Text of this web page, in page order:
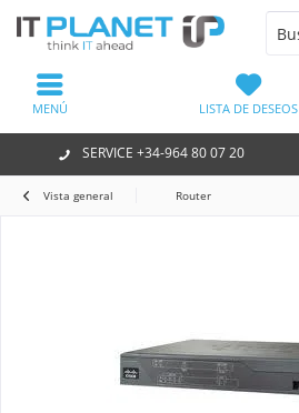
SERVICE +34-964 80 07 20
LISTA DE DESEOS
MENÚ
Vista general Router